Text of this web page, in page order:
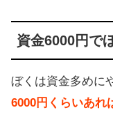
資金6000円で
ぼくは資金多めに
6000円くらいあれ